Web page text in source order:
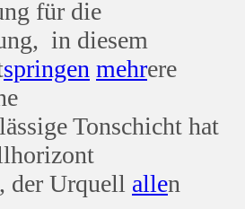
für die
in diesem
springen mehrere
Tonschicht hat
der Urquell allen